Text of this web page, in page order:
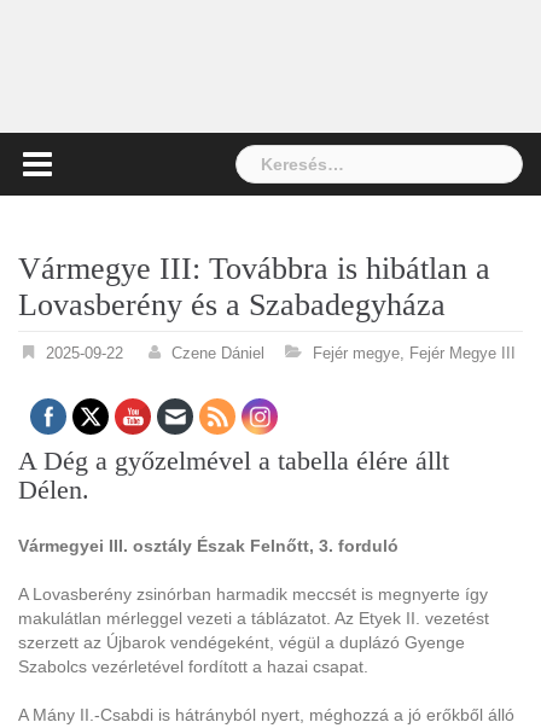
Keresés:
Vármegye III: Továbbra is hibátlan a
Lovasberény és a Szabadegyháza
2025-09-22 Czene Dániel Fejér megye, Fejér Megye III
A Dég a győzelmével a tabella élére állt
Délen.
Vármegyei III. osztály Észak Felnőtt, 3. forduló
A Lovasberény zsinórban harmadik meccsét is megnyerte így
makulátlan mérleggel vezeti a táblázatot. Az Etyek II. vezetést
szerzett az Újbarok vendégeként, végül a duplázó Gyenge
Szabolcs vezérletével fordított a hazai csapat.
A Mány II.-Csabdi is hátrányból nyert, méghozzá a jó erőkből álló